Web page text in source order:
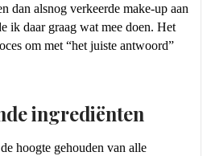
dan alsnog verkeerde make-up aan
ik daar graag wat mee doen. Het
om met “het juiste antwoord”
ingrediënten